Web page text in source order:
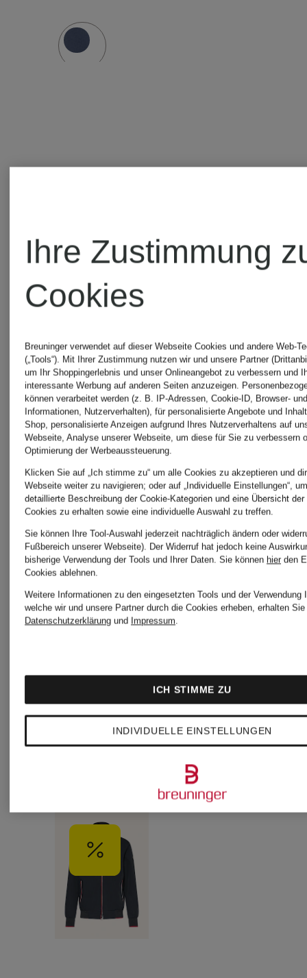
WELLENSTEYN
Jacke
COLLEGE
CHF 169
Ursprünglich:
CHF 239
MOLMS
mit
Isolierung
CHF
CHF 239
Ihre Zustimmung
Cookies
Breuninger verwendet auf dieser Webseite Cookies und andere Web-
(„Tools“). Mit Ihrer Zustimmung nutzen wir und unsere Partner
um Ihr Shoppingerlebnis und unser Onlineangebot zu verbessern und
interessante Werbung auf anderen Seiten anzuzeigen.
können verarbeitet werden (z. B. IP-Adressen, Cookie-ID, Browser-
Informationen, Nutzerverhalten), für personalisierte Angebote und
Shop, personalisierte Anzeigen aufgrund Ihres Nutzerverhaltens auf
Webseite, Analyse unserer Webseite, um diese für Sie zu verbessern
Optimierung der Werbeaussteuerung.
Klicken Sie auf „Ich stimme zu“ um alle Cookies zu akzeptieren und
Webseite weiter zu navigieren; oder auf „Individuelle Einstellungen“,
detaillierte Beschreibung der Cookie-Kategorien und eine Übersicht
Cookies zu erhalten sowie eine individuelle Auswahl zu treffen.
Sie können Ihre Tool-Auswahl jederzeit nachträglich ändern oder
Fußbereich unserer Webseite). Der Widerruf hat jedoch keine
bisherige Verwendung der Tools und Ihrer Daten. Sie können hier den
Cookies ablehnen.
Weitere Informationen zu den eingesetzten Tools und der Verwendung
welche wir und unsere Partner durch die Cookies erheben, erhalten
Datenschutzerklärung und Impressum.
INDIVIDUELLE EINSTELLUNGEN
ICH STIMME ZU